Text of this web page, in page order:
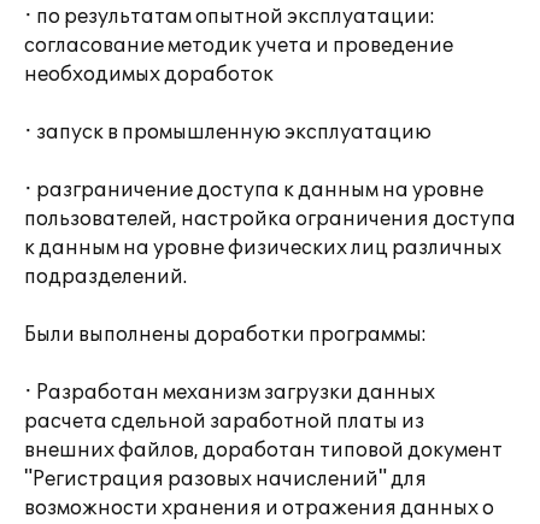
· по результатам опытной эксплуатации:
согласование методик учета и проведение
необходимых доработок
· запуск в промышленную эксплуатацию
· разграничение доступа к данным на уровне
пользователей, настройка ограничения доступа
к данным на уровне физических лиц различных
подразделений.
Были выполнены доработки программы:
· Разработан механизм загрузки данных
расчета сдельной заработной платы из
внешних файлов, доработан типовой документ
"Регистрация разовых начислений" для
возможности хранения и отражения данных о